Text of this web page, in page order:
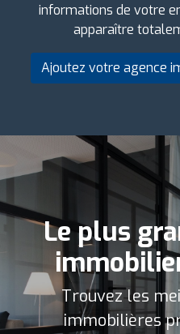
informations de votre
apparaître
Ajoutez votre agence
Le plus
Trouvez les
immobilières